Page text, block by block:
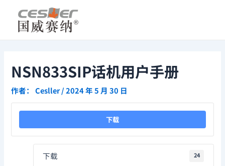
NSN833SIP话机用户手册
作者： Cesller/2024 年 5 月 30 日
下载
下载 24
navigation